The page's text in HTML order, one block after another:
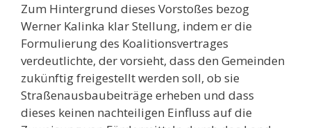
Zum Hintergrund dieses Vorstoßes bezog
Werner Kalinka klar Stellung, indem er die
Formulierung des Koalitionsvertrages
verdeutlichte, der vorsieht, dass den Gemeinden
zukünftig freigestellt werden soll, ob sie
Straßenausbaubeiträge erheben und dass
dieses keinen nachteiligen Einfluss auf die